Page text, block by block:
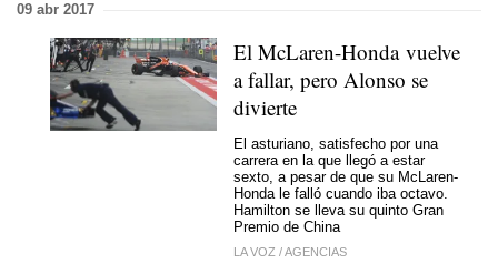
09 abr 2017
El McLaren-Honda vuelve
a fallar, pero Alonso se
divierte
El asturiano, satisfecho por una
carrera en la que llegó a estar
sexto, a pesar de que su McLaren-
Honda le falló cuando iba octavo.
Hamilton se lleva su quinto Gran
Premio de China
LA VOZ /AGENCIAS